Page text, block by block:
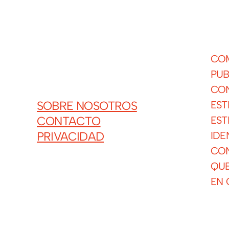
SOBRE NOSOTROS
CONTACTO
PRIVACIDAD
EN